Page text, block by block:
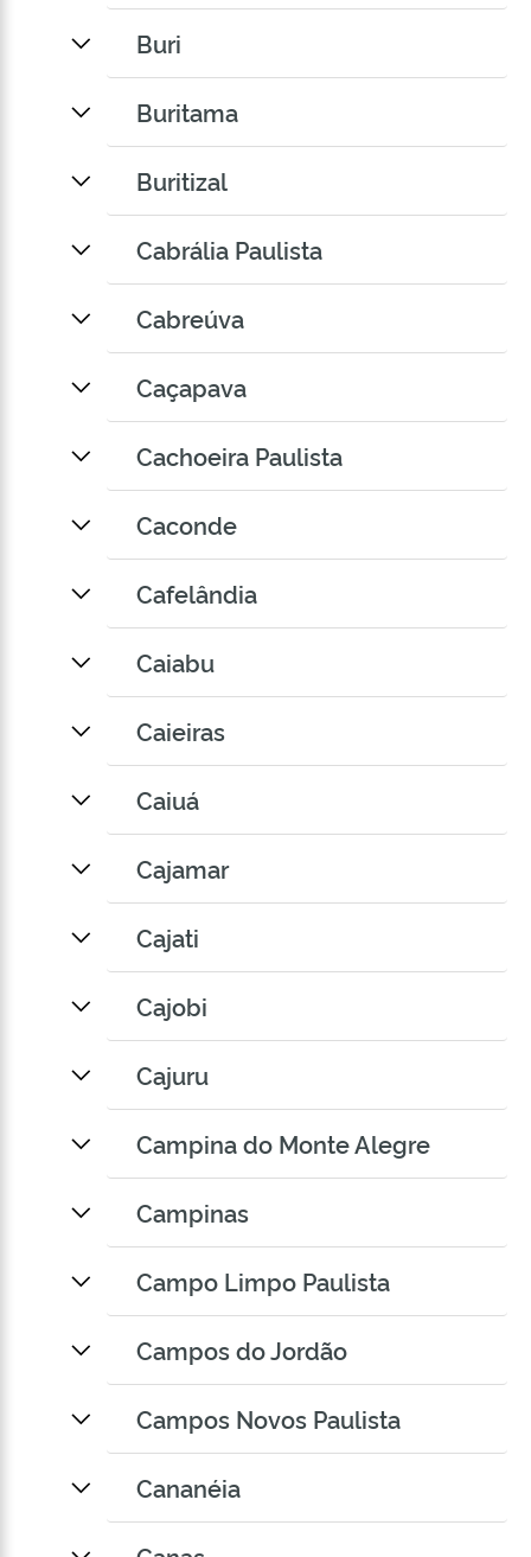
Buri
Buritama
Buritizal
Cabrália Paulista
Cabreúva
Caçapava
Cachoeira Paulista
Caconde
Cafelândia
Caiabu
Caieiras
Caiuá
Cajamar
Cajati
Cajobi
Cajuru
Campina do Monte Alegre
Campinas
Campo Limpo Paulista
Campos do Jordão
Campos Novos Paulista
Cananéia